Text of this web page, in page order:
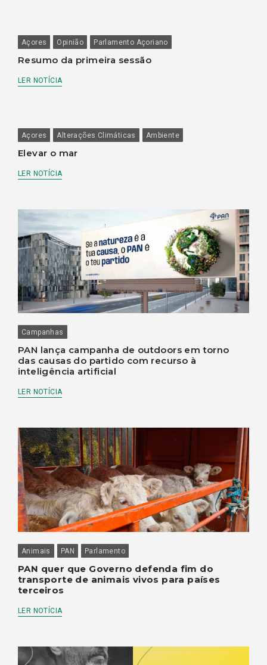
Açores Opinião Parlamento Açoriano
Resumo da primeira sessão
LER NOTÍCIA
Açores Alterações Climáticas Ambiente
Elevar o mar
LER NOTÍCIA
Campanhas
PAN lança campanha de outdoors em torno
das causas do partido com recurso à
inteligência artificial
LER NOTÍCIA
Animais PAN Parlamento
PAN quer que Governo defenda fim do
transporte de animais vivos para países
terceiros
LER NOTÍCIA